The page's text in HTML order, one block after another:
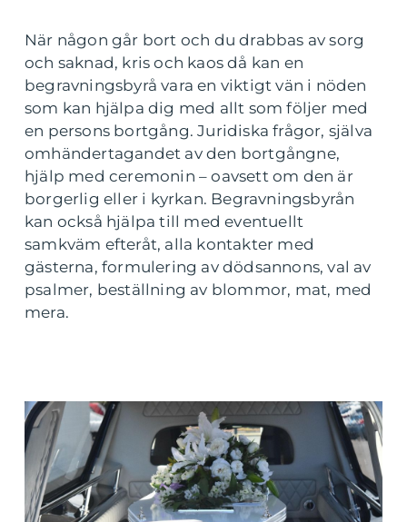
När någon går bort och du drabbas av sorg
och saknad, kris och kaos då kan en
begravningsbyrå vara en viktigt vän i nöden
som kan hjälpa dig med allt som följer med
en persons bortgång. Juridiska frågor, själva
omhändertagandet av den bortgångne,
hjälp med ceremonin – oavsett om den är
borgerlig eller i kyrkan. Begravningsbyrån
kan också hjälpa till med eventuellt
samkväm efteråt, alla kontakter med
gästerna, formulering av dödsannons, val av
psalmer, beställning av blommor, mat, med
mera.